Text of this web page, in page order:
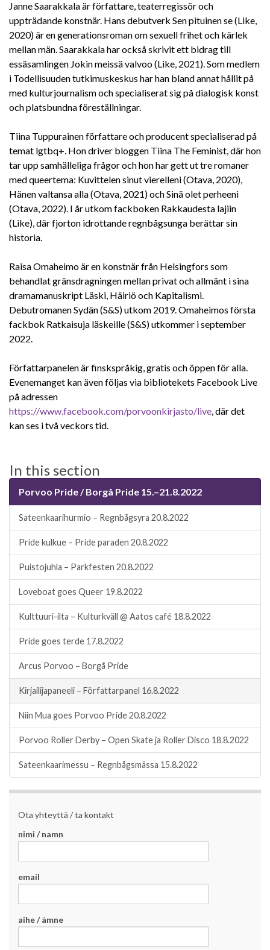
Janne Saarakkala är författare, teaterregissör och
uppträdande konstnär. Hans debutverk Sen pituinen se (Like,
2020) är en generationsroman om sexuell frihet och kärlek
mellan män. Saarakkala har också skrivit ett bidrag till
essäsamlingen Jokin meissä valvoo (Like, 2021). Som medlem
i Todellisuuden tutkimuskeskus har han bland annat hållit på
med kulturjournalism och specialiserat sig på dialogisk konst
och platsbundna föreställningar.
Tiina Tuppurainen författare och producent specialiserad på
temat lgtbq+. Hon driver bloggen Tiina The Feminist, där hon
tar upp samhälleliga frågor och hon har gett ut tre romaner
med queertema: Kuvittelen sinut vierelleni (Otava, 2020),
Hänen valtansa alla (Otava, 2021) och Sinä olet perheeni
(Otava, 2022). I år utkom fackboken Rakkaudesta lajiin
(Like), där fjorton idrottande regnbågsunga berättar sin
historia.
Raisa Omaheimo är en konstnär från Helsingfors som
behandlat gränsdragningen mellan privat och allmänt i sina
dramamanuskript Läski, Häiriö och Kapitalismi.
Debutromanen Sydän (S&S) utkom 2019. Omaheimos första
fackbok Ratkaisuja läskeille (S&S) utkommer i september
2022.
Författarpanelen är finskspråkig, gratis och öppen för alla.
Evenemanget kan även följas via bibliotekets Facebook Live
på adressen
https://www.facebook.com/porvoonkirjasto/live , där det
kan ses i två veckors tid.
In this section
Porvoo Pride / Borgå Pride 15.–21.8.2022
Sateenkaarihurmio – Regnbågsyra 20.8.2022
Pride kulkue – Pride paraden 20.8.2022
Puistojuhla – Parkfesten 20.8.2022
Loveboat goes Queer 19.8.2022
Kulttuuri-ilta – Kulturkväll @ Aatos café 18.8.2022
Pride goes terde 17.8.2022
Arcus Porvoo – Borgå Pride
Kirjailijapaneeli – Författarpanel 16.8.2022
Niin Mua goes Porvoo Pride 20.8.2022
Porvoo Roller Derby – Open Skate ja Roller Disco 18.8.2022
Sateenkaarimessu – Regnbågsmässa 15.8.2022
Ota yhteyttä / ta kontakt
nimi / namn
email
aihe / ämne